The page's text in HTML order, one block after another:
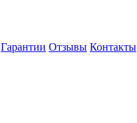
Гарантии Отзывы Контакты